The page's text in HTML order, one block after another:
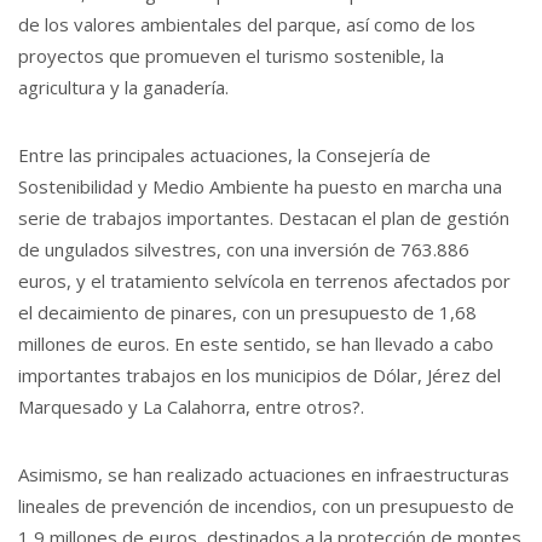
de los valores ambientales del parque, así como de los
proyectos que promueven el turismo sostenible, la
agricultura y la ganadería.
Entre las principales actuaciones, la Consejería de
Sostenibilidad y Medio Ambiente ha puesto en marcha una
serie de trabajos importantes. Destacan el plan de gestión
de ungulados silvestres, con una inversión de 763.886
euros, y el tratamiento selvícola en terrenos afectados por
el decaimiento de pinares, con un presupuesto de 1,68
millones de euros. En este sentido, se han llevado a cabo
importantes trabajos en los municipios de Dólar, Jérez del
Marquesado y La Calahorra, entre otros?.
Asimismo, se han realizado actuaciones en infraestructuras
lineales de prevención de incendios, con un presupuesto de